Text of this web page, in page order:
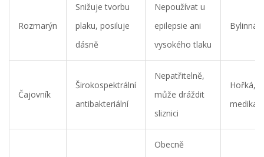
Rozmarýn
Snižuje tvorbu
plaku, posiluje
dásně
Nepoužívat u
epilepsie ani
vysokého tlaku
Bylinná,
Čajovník
Širokospektrální
antibakteriální
Nepatřitelně,
může dráždit
sliznici
Hořká,
Obecně